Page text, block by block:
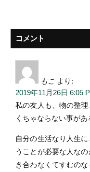
コメント
もこ より:
2019年11月26日 6:05
私の友人も、物の整
くちゃならない事があ
自分の生活なり人生
うことが必要な人な
き合わなくてすむの